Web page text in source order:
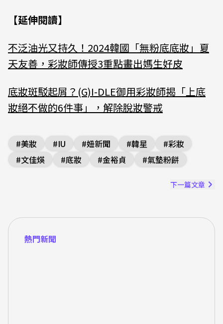
【延伸閱讀】
不泛油光又持久！2024韓國「無粉底底妝」夏
天友善，彩妝師傳授3重點畫出媽生好皮
底妝斑駁起屑？(G)I-DLE御用彩妝師揭「上底
妝絕不做的6件事」，解除脫妝警戒
#美妝 #IU #妞新聞 #韓星 #彩妝
#文佳煐 #底妝 #金裕貞 #氣墊粉餅
下一篇文章
熱門新聞